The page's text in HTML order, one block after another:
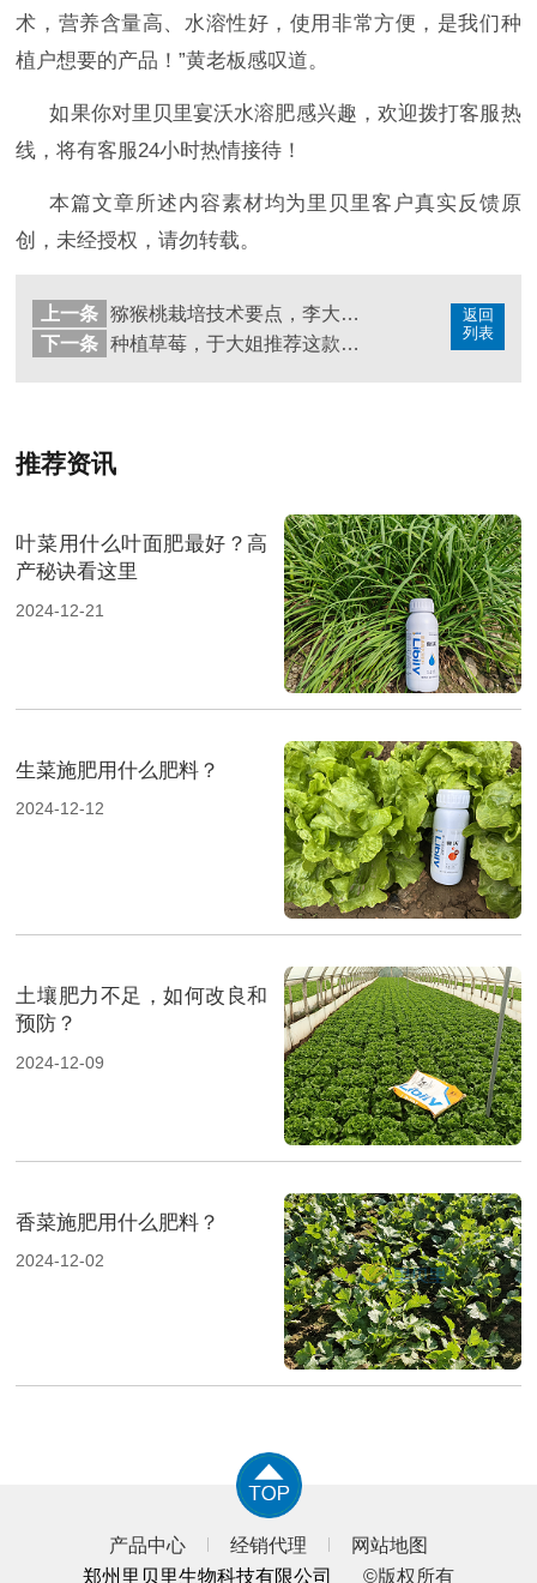
术，营养含量高、水溶性好，使用非常方便，是我们种
植户想要的产品！”黄老板感叹道。
如果你对里贝里宴沃水溶肥感兴趣，欢迎拨打客服热
线，将有客服24小时热情接待！
本篇文章所述内容素材均为里贝里客户真实反馈原
创，未经授权，请勿转载。
返回
列表
上一条
猕猴桃栽培技术要点，李大爷见证
下一条
种植草莓，于大姐推荐这款水溶肥
推荐资讯
叶菜用什么叶面肥最好？高
产秘诀看这里
2024-12-21
生菜施肥用什么肥料？
2024-12-12
土壤肥力不足，如何改良和
预防？
2024-12-09
香菜施肥用什么肥料？
2024-12-02
产品中心 经销代理
网站地图
郑州里贝里生物科技有限公司
©版权所有